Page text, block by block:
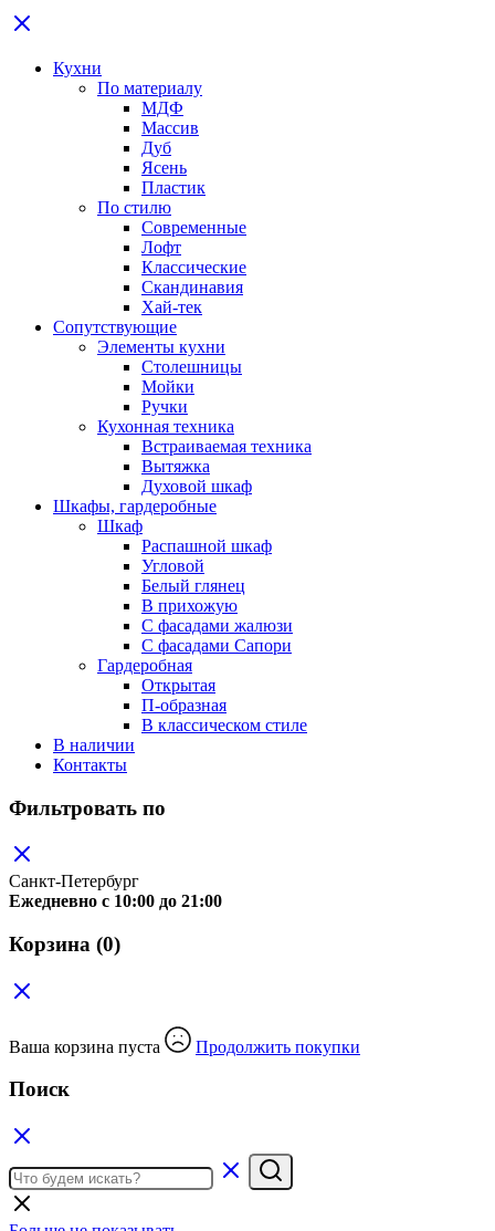
Кухни
По материалу
МДФ
Массив
Дуб
Ясень
Пластик
По стилю
Современные
Лофт
Классические
Скандинавия
Хай-тек
Сопутствующие
Элементы кухни
Столешницы
Мойки
Ручки
Кухонная техника
Встраиваемая техника
Вытяжка
Духовой шкаф
Шкафы, гардеробные
Шкаф
Распашной шкаф
Угловой
Белый глянец
В прихожую
C фасадами жалюзи
C фасадами Сапори
Гардеробная
Открытая
П-образная
В классическом стиле
В наличии
Контакты
Фильтровать по
Санкт-Петербург
Ежедневно c 10:00 до 21:00
Корзина (0)
Ваша корзина пуста Продолжить покупки
Поиск